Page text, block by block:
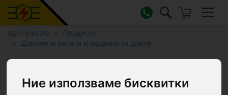
Ние използваме бисквитки
Agro Electro
Продукти
Доилни агрегати и машини за доене
за мляко, 200 см³